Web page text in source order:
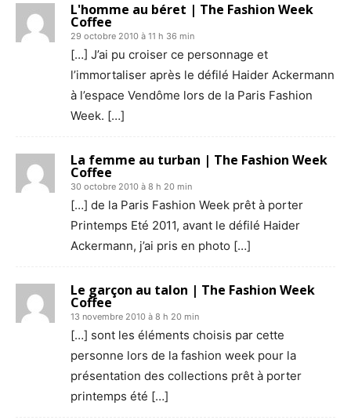
L'homme au béret | The Fashion Week
Coffee
29 octobre 2010 à 11 h 36 min
[…] J’ai pu croiser ce personnage et
l’immortaliser après le défilé Haider Ackermann
à l’espace Vendôme lors de la Paris Fashion
Week. […]
La femme au turban | The Fashion Week
Coffee
30 octobre 2010 à 8 h 20 min
[…] de la Paris Fashion Week prêt à porter
Printemps Eté 2011, avant le défilé Haider
Ackermann, j’ai pris en photo […]
Le garçon au talon | The Fashion Week
Coffee
13 novembre 2010 à 8 h 20 min
[…] sont les éléments choisis par cette
personne lors de la fashion week pour la
présentation des collections prêt à porter
printemps été […]